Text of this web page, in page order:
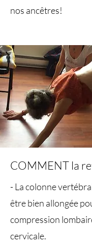
nos ancêtres!
COMMENT la
- La colonne
être bien allongée
compression
cervicale.